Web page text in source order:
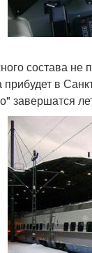
состава не
в
завершатся